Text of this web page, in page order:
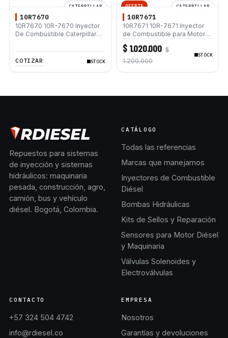
CATERPILLAR
10R7670
10R7670 10R-7670 Inyector
De Combustible Caterpillar®
COTIZAR STOCK
OFERTA CATERPILLAR
10R7671
10R7671 10R-7671 Inyector
de Combustible para Motor
Caterpillar C4.4 C6.6 320D
323D L 420E D5K XL
$ 1.020.000 $
1.200.000
STOCK
Repuestos para sistemas
de inyección y sistemas
hidráulicos: maquinaria
pesada, construcción, agro,
camión, bus y vehículo
diésel. Bogotá, Colombia.
CATÁLOGO
Todas las referencias
Marcas que manejamos
Inyectores de Combustible
Diésel
Bombas Hidráulicas
Kits de Sellos y Reparación
Sensores para Motor Diésel
y Maquinaria
Válvulas Solenoides y
Electroválvulas
CONTACTO
+57 324 504 4742
info@rdiesel.co
EMPRESA
Nosotros
Garantías y devoluciones